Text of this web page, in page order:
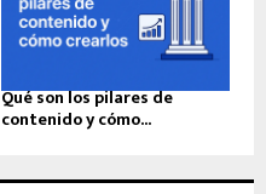
Qué son los pilares de
contenido y cómo...